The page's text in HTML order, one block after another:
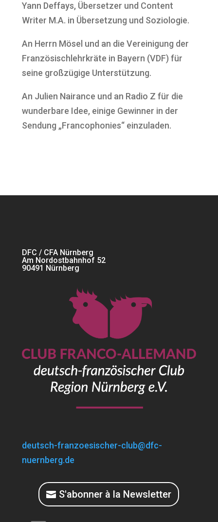
Yann Deffays, Übersetzer und Content
Writer M.A. in Übersetzung und Soziologie.
An Herrn Mösel und an die Vereinigung der
Französischlehrkräte in Bayern (VDF) für
seine großzügige Unterstützung.
An Julien Nairance und an Radio Z für die
wunderbare Idee, einige Gewinner in der
Sendung „Francophonies“ einzuladen.
DFC / CFA Nürnberg
Am Nordostbahnhof 52
90491 Nürnberg
deutsch-franzoesischer-club@dfc-
nuernberg.de
S'abonner à la Newsletter